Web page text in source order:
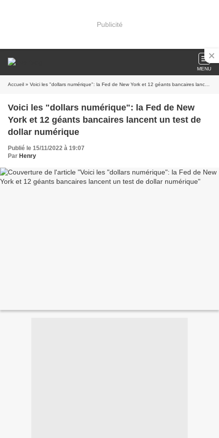
Publicité
MENU
Accueil » Voici les "dollars numérique": la Fed de New York et 12 géants bancaires lancent un test de dollar numérique
Voici les "dollars numérique": la Fed de New
York et 12 géants bancaires lancent un test de
dollar numérique
Publié le 15/11/2022 à 19:07
Par Henry